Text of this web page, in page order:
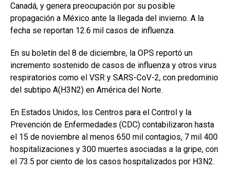
Canadá, y genera preocupación por su posible
propagación a México ante la llegada del invierno. A la
fecha se reportan 12.6 mil casos de influenza.
En su boletín del 8 de diciembre, la OPS reportó un
incremento sostenido de casos de influenza y otros virus
respiratorios como el VSR y SARS-CoV-2, con predominio
del subtipo A(H3N2) en América del Norte.
En Estados Unidos, los Centros para el Control y la
Prevención de Enfermedades (CDC) contabilizaron hasta
el 15 de noviembre al menos 650 mil contagios, 7 mil 400
hospitalizaciones y 300 muertes asociadas a la gripe, con
el 73.5 por ciento de los casos hospitalizados por H3N2.